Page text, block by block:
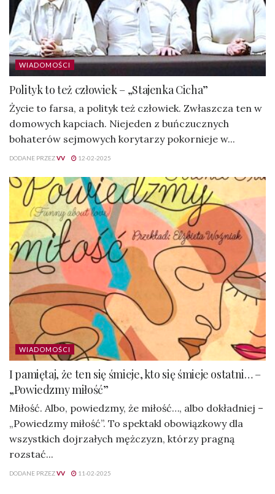
WIADOMOŚCI
Polityk to też człowiek – „Stajenka Cicha”
Życie to farsa, a polityk też człowiek. Zwłaszcza ten w
domowych kapciach. Niejeden z buńczucznych
bohaterów sejmowych korytarzy pokornieje w...
DODANE PRZEZVV 12-02-2025
WIADOMOŚCI
I pamiętaj, że ten się śmieje, kto się śmieje ostatni… –
„Powiedzmy miłość”
Miłość. Albo, powiedzmy, że miłość…, albo dokładniej –
„Powiedzmy miłość”. To spektakl obowiązkowy dla
wszystkich dojrzałych mężczyzn, którzy pragną
rozstać...
DODANE PRZEZVV 11-02-2025